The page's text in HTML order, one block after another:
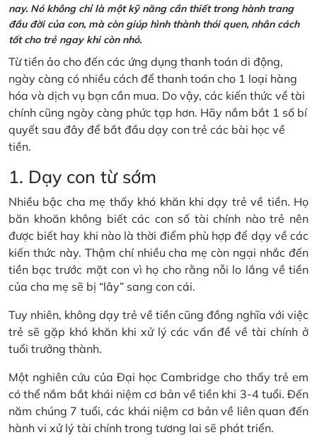
nay. Nó không chỉ là một kỹ năng cần thiết trong hành trang
đầu đời của con, mà còn giúp hình thành thói quen, nhân cách
tốt cho trẻ ngay khi còn nhỏ.
Từ tiền ảo cho đến các ứng dụng thanh toán di động,
ngày càng có nhiều cách để thanh toán cho 1 loại hàng
hóa và dịch vụ bạn cần mua. Do vậy, các kiến thức về tài
chính cũng ngày càng phức tạp hơn. Hãy nắm bắt 1 số bí
quyết sau đây để bắt đầu dạy con trẻ các bài học về
tiền.
1. Dạy con từ sớm
Nhiều bậc cha mẹ thấy khó khăn khi dạy trẻ về tiền. Họ
băn khoăn không biết các con số tài chính nào trẻ nên
được biết hay khi nào là thời điểm phù hợp để dạy về các
kiến thức này. Thậm chí nhiều cha mẹ còn ngại nhắc đến
tiền bạc trước mặt con vì họ cho rằng nỗi lo lắng về tiền
của cha mẹ sẽ bị “lây” sang con cái.
Tuy nhiên, không dạy trẻ về tiền cũng đồng nghĩa với việc
trẻ sẽ gặp khó khăn khi xử lý các vấn đề về tài chính ở
tuổi trưởng thành.
Một nghiên cứu của Đại học Cambridge cho thấy trẻ em
có thể nắm bắt khái niệm cơ bản về tiền khi 3-4 tuổi. Đến
năm chúng 7 tuổi, các khái niệm cơ bản về liên quan đến
hành vi xử lý tài chính trong tương lai sẽ phát triển.